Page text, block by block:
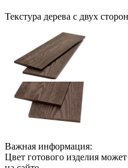
Текстура дерева с двух сторон
Важная информация:
Цвет готового изделия